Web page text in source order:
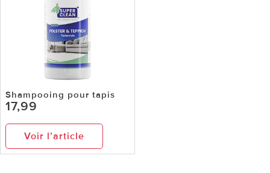
Shampooing pour tapis
17,99
Voir l’article